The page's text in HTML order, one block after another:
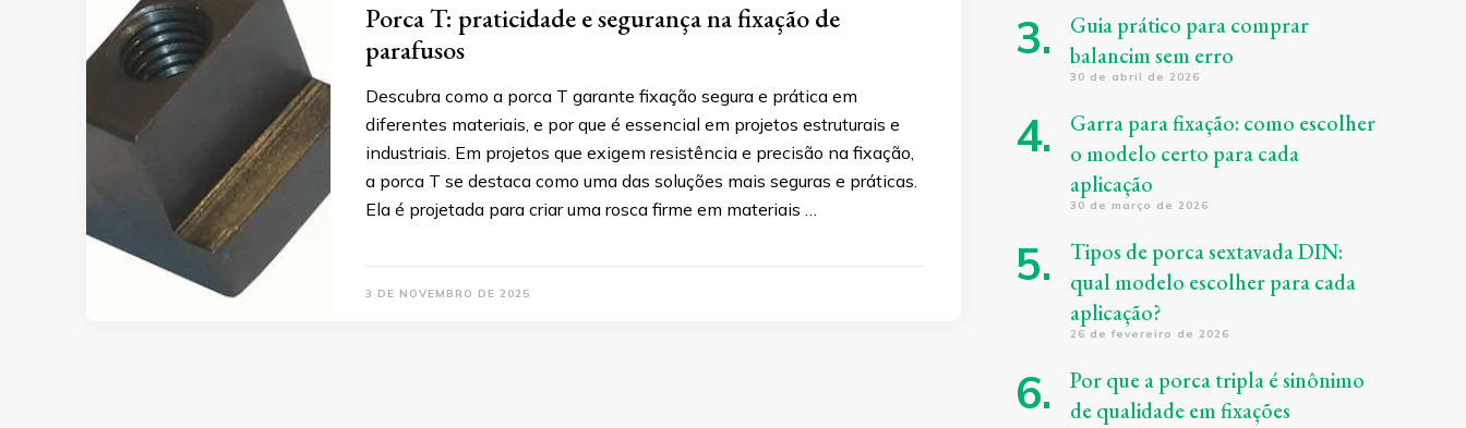
Porca T: praticidade e segurança na fixação de
parafusos
Descubra como a porca T garante fixação segura e prática em
diferentes materiais, e por que é essencial em projetos estruturais e
industriais. Em projetos que exigem resistência e precisão na fixação,
a porca T se destaca como uma das soluções mais seguras e práticas.
Ela é projetada para criar uma rosca firme em materiais …
3 DE NOVEMBRO DE 2025
Guia prático para comprar
balancim sem erro
30 de abril de 2026
Garra para fixação: como escolher
o modelo certo para cada
aplicação
30 de março de 2026
Tipos de porca sextavada DIN:
qual modelo escolher para cada
aplicação?
26 de fevereiro de 2026
Por que a porca tripla é sinônimo
de qualidade em fixações